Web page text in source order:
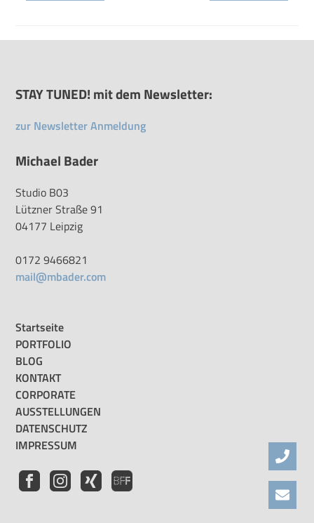
STAY TUNED! mit dem Newsletter:
zur Newsletter Anmeldung
Michael Bader
Studio B03
Lützner Straße 91
04177 Leipzig
0172 9466821
mail@mbader.com
Startseite
PORTFOLIO
BLOG
KONTAKT
CORPORATE
AUSSTELLUNGEN
DATENSCHUTZ
IMPRESSUM